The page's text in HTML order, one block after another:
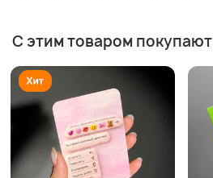
С этим товаром покупают